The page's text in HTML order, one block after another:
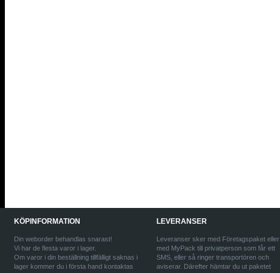
KÖPINFORMATION
Din weborder behandlas snarast!
Vi har de flesta varor i lager.
Om varor i din beställning tillfälligt saknas i
lager kommer du i första hand kontaktas
LEVERANSER
Leveranser sker med Företagspaket eller
med MyPack till privatperson som får ett
SMS, eller så ringer transportören och
aviserar. Därefter hämtar du ut paketet